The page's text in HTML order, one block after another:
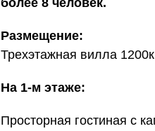
Размещение:
Трехэтажная вилла
На 1-м этаже:
Просторная гостиная с